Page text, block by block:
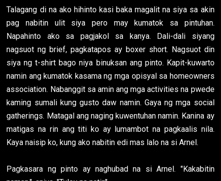
Talagang di na ako hihinto kasi baka magalit na siya sa akin
pag nabitin ulit siya pero may kumatok sa pintuhan.
Napahinto ako sa pagjakol sa kanya. Dali-dali siyang
nagsuot ng brief, pagkatapos ay boxer short. Nagsuot din
siya ng t-shirt bago niya binuksan ang pinto. Kapit-kuwarto
namin ang kumatok kasama ng mga opisyal sa homeowners
association. Nabanggit sa amin ang mga activities na pwede
kaming sumali kung gusto daw namin. Gaya ng mga social
gatherings. Matagal ang naging kuwentuhan namin. Kanina ay
matigas na rin ang titi ko ay lumambot na pagkaalis nila.
Kaya naisip ko, kung ako nabitin edi mas lalo na si Arnel.
Pagkasara ng pinto ay naghubad na si Arnel. "Kakabitin